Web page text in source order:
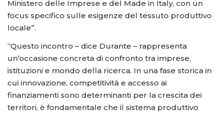
Ministero delle Imprese e del Made in Italy, con un
focus specifico sulle esigenze del tessuto produttivo
locale”.
“Questo incontro – dice Durante – rappresenta
un’occasione concreta di confronto tra imprese,
istituzioni e mondo della ricerca. In una fase storica in
cui innovazione, competitività e accesso ai
finanziamenti sono determinanti per la crescita dei
territori, è fondamentale che il sistema produttivo